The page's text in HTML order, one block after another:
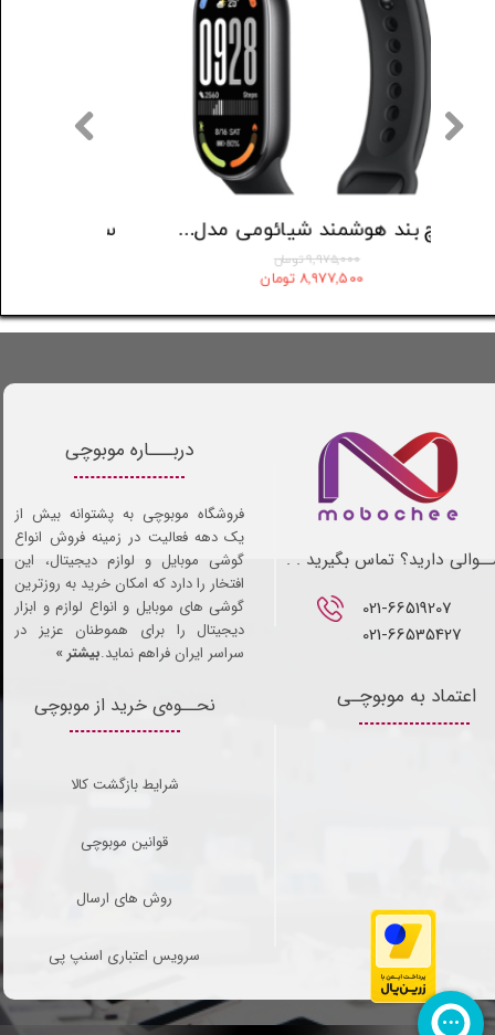
۹,۹۷۵,۰۰۰ تومان
۸,۹۷۷,۵۰۰ تومان
021-66519207​​​​​​​
021-66535427
دارید؟ تماس بگیرید . .
نحــوه‌ی خرید از موبوچی
شرایط بازگشت کالا
قوانین موبوچی
روش های ارسال
سرویس اعتباری اسنپ پی
اعتماد به موبوچـی
دربـــاره موبوچی
فروشگاه موبوچی به پشتوانه بیش از
یک دهه فعالیت در زمینه فروش انواع
گوشی موبایل و لوازم دیجیتال، این
افتخار را دارد که امکان خرید به روزترین
گوشی های موبایل و انواع لوازم و ابزار
دیجیتال را برای هموطنان عزیز در
سراسر ایران فراهم نماید.بیشتر »